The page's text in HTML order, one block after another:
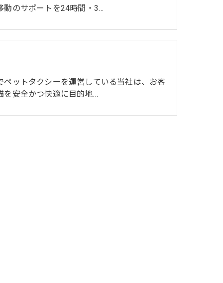
動のサポートを24時間・3…
ペットタクシーを運営している当社は、お客
を安全かつ快適に目的地…